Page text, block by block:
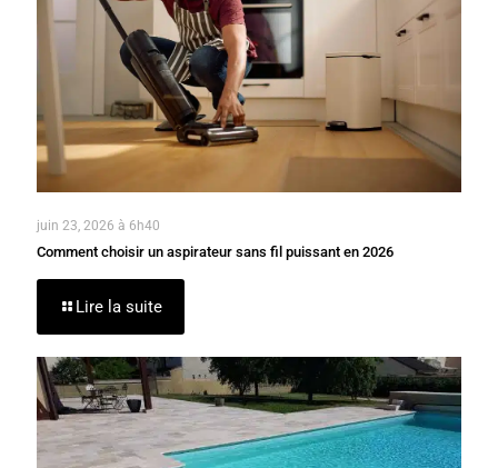
juin 23, 2026 à 6h40
Comment choisir un aspirateur sans fil puissant en 2026
Lire la suite